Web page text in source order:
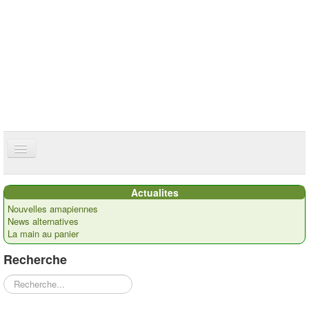
Accueil
Présentation
Actualités
Nos paysans
Commandes
Actualites
Nouvelles amapiennes
News alternatives
La main au panier
Recherche
Rechercher